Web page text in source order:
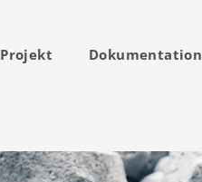
Projekt Dokumentation